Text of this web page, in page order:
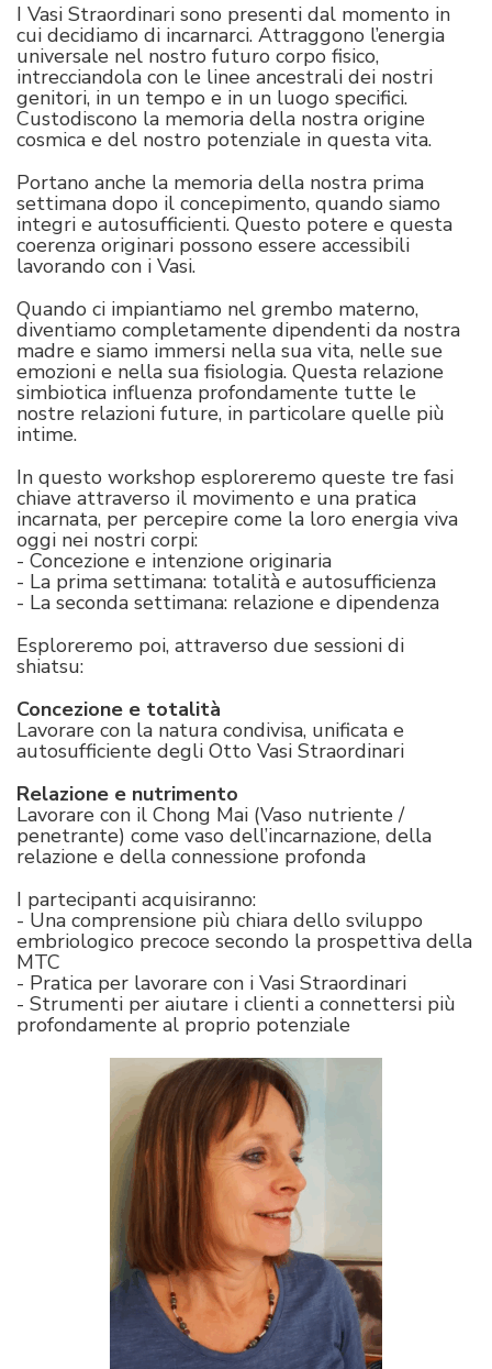
I Vasi Straordinari sono presenti dal momento in
cui decidiamo di incarnarci. Attraggono l’energia
universale nel nostro futuro corpo fisico,
intrecciandola con le linee ancestrali dei nostri
genitori, in un tempo e in un luogo specifici.
Custodiscono la memoria della nostra origine
cosmica e del nostro potenziale in questa vita.
Portano anche la memoria della nostra prima
settimana dopo il concepimento, quando siamo
integri e autosufficienti. Questo potere e questa
coerenza originari possono essere accessibili
lavorando con i Vasi.
Quando ci impiantiamo nel grembo materno,
diventiamo completamente dipendenti da nostra
madre e siamo immersi nella sua vita, nelle sue
emozioni e nella sua fisiologia. Questa relazione
simbiotica influenza profondamente tutte le
nostre relazioni future, in particolare quelle più
intime.
In questo workshop esploreremo queste tre fasi
chiave attraverso il movimento e una pratica
incarnata, per percepire come la loro energia viva
oggi nei nostri corpi:
- Concezione e intenzione originaria
- La prima settimana: totalità e autosufficienza
- La seconda settimana: relazione e dipendenza
Esploreremo poi, attraverso due sessioni di
shiatsu:
Concezione e totalità
Lavorare con la natura condivisa, unificata e
autosufficiente degli Otto Vasi Straordinari
Relazione e nutrimento
Lavorare con il Chong Mai (Vaso nutriente /
penetrante) come vaso dell’incarnazione, della
relazione e della connessione profonda
I partecipanti acquisiranno:
- Una comprensione più chiara dello sviluppo
embriologico precoce secondo la prospettiva della
MTC
- Pratica per lavorare con i Vasi Straordinari
- Strumenti per aiutare i clienti a connettersi più
profondamente al proprio potenziale